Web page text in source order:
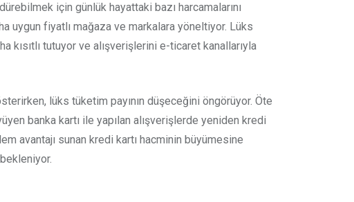
için günlük hayattaki bazı harcamalarını
uygun fiyatlı mağaza ve markalara yöneltiyor. Lüks
kısıtlı tutuyor ve alışverişlerini e-ticaret kanallarıyla
lüks tüketim payının düşeceğini öngörüyor. Öte
banka kartı ile yapılan alışverişlerde yeniden kredi
avantajı sunan kredi kartı hacminin büyümesine